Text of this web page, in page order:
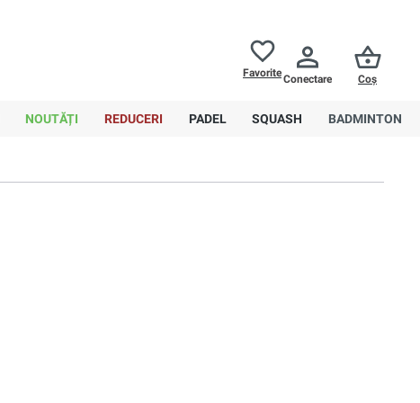
FavoriteConectare Coș
NOUTĂȚI REDUCERI PADEL SQUASH BADMINTON
Sortare